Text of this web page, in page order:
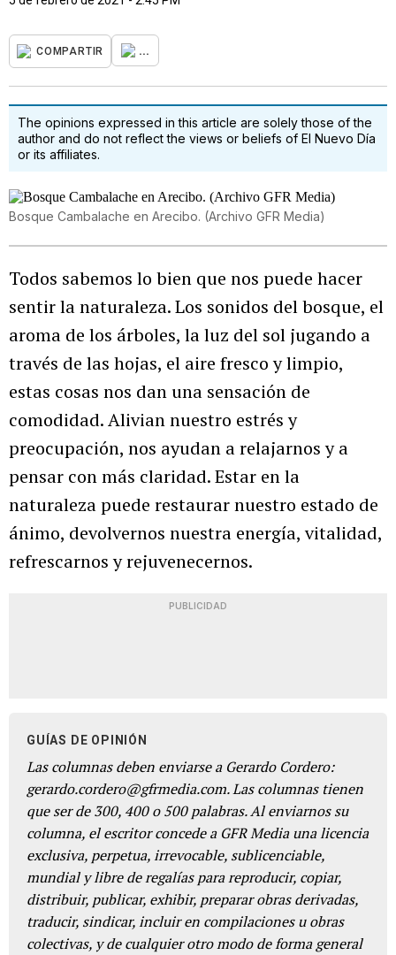
COMPARTIR ...
The opinions expressed in this article are solely those of the
author and do not reflect the views or beliefs of El Nuevo Día
or its affiliates.
Bosque Cambalache en Arecibo. (Archivo GFR Media)
Todos sabemos lo bien que nos puede hacer
sentir la naturaleza. Los sonidos del bosque, el
aroma de los árboles, la luz del sol jugando a
través de las hojas, el aire fresco y limpio,
estas cosas nos dan una sensación de
comodidad. Alivian nuestro estrés y
preocupación, nos ayudan a relajarnos y a
pensar con más claridad. Estar en la
naturaleza puede restaurar nuestro estado de
ánimo, devolvernos nuestra energía, vitalidad,
refrescarnos y rejuvenecernos.
PUBLICIDAD
GUÍAS DE OPINIÓN
Las columnas deben enviarse a Gerardo Cordero:
gerardo.cordero@gfrmedia.com. Las columnas tienen
que ser de 300, 400 o 500 palabras. Al enviarnos su
columna, el escritor concede a GFR Media una licencia
exclusiva, perpetua, irrevocable, sublicenciable,
mundial y libre de regalías para reproducir, copiar,
distribuir, publicar, exhibir, preparar obras derivadas,
traducir, sindicar, incluir en compilaciones u obras
colectivas, y de cualquier otro modo de forma general